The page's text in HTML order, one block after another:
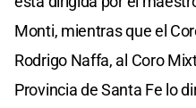
Monti, mientras que el
Rodrigo Naffa, al Coro
Provincia de Santa Fe lo